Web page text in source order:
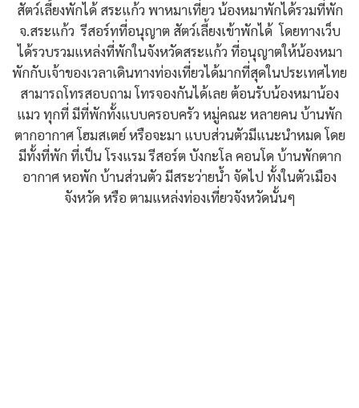
สัตว์เลี้ยงพักได้ สระแก้ว พาหมาเที่ยว น้องหมาพักได้รวมที่พัก
จ.สระแก้ว รีสอร์ทที่อนุญาต สัตว์เลี้ยงเข้าพักได้ โดยทางเว็บ
ได้รวบรวมแหล่งที่พักในจังหวัดสระแก้ว ที่อนุญาตให้น้องหมา
พักกับเจ้าของเวลาเดินทางท่องเที่ยวได้มากที่สุดในประเทศไทย
สามารถโทรสอบถาม โทรจองกันได้เลย ต้อนรับน้องหมาน้อง
แมว ทุกที่ มีที่พักทั้งแบบครอบครัว หมู่คณะ หลายคน บ้านพัก
ตากอากาศ โฮมสเตย์ หรือจะมา แบบส่วนตัวมีแนะนำหมด โดย
มีทั้งที่พัก ที่เป็น โรงแรม รีสอร์ต บังกะโล คอนโด บ้านพักตาก
อากาศ หอพัก บ้านส่วนตัว มีสระว่ายน้ำ จัดไป ทั้งในตัวเมือง
จังหวัด หรือ ตามแหล่งท่องเที่ยวจังหวัดนั้นๆ